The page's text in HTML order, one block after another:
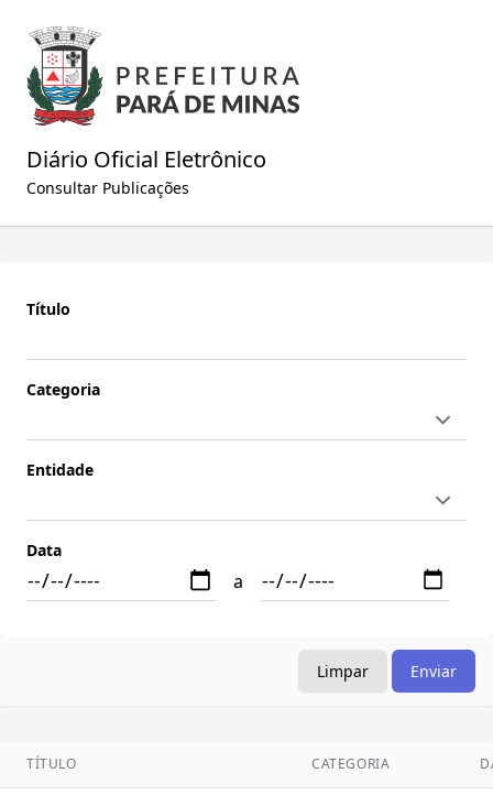
Diário Oficial Eletrônico
Consultar Publicações
Título
Categoria
Entidade
Data
a
Limpar Enviar
TÍTULO CATEGORIA